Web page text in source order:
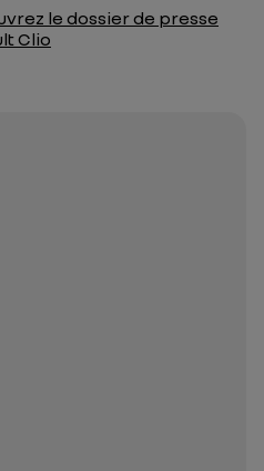
le dossier de presse
Clio